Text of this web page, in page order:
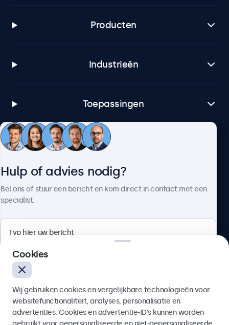
Producten
Industrieën
Toepassingen
Klantenservice
4.8/5 door 5000+ bedrijven
Nederlands
Hulp of advies nodig?
Bel ons of stuur een bericht en kom direct in contact met een
specialist.
Cookies
Wij gebruiken cookies en vergelijkbare technologieën voor
websitefunctionaliteit, analyses, personalisatie en
advertenties. Cookies en advertentie-ID’s kunnen worden